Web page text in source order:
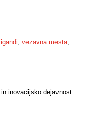
vezavna mesta
inovacijsko dejavnost